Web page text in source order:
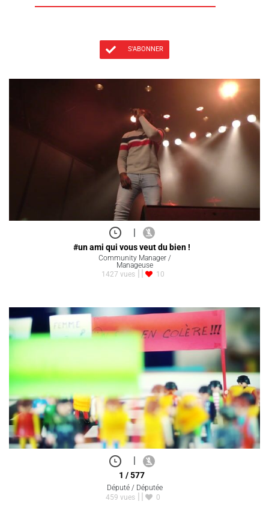
S'ABONNER
|
#un ami qui vous veut du bien !
Community Manager /
Manageuse
1427 vues
10
|
1 / 577
Député / Députée
459 vues
0